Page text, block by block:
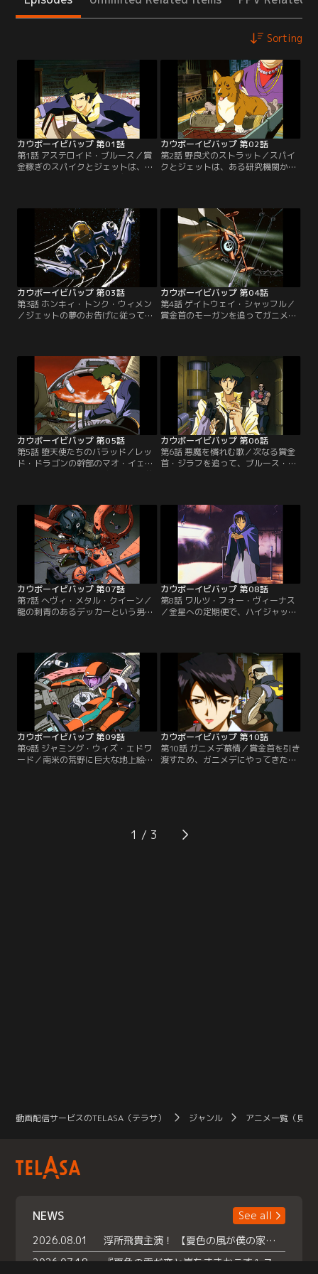
Sorting
カウボーイビバップ 第01話
第1話 アステロイド・ブルース／賞
金稼ぎのスパイクとジェットは、組
織から非合法目薬“ブラッディ・ア
ってくる。占い師のラフィング・ブ
ルから獲物は北にいると教えられた
スパイクは、アシモフの身重の恋人
カテリーナと出会う。二人は火星へ
逃亡しようとしていたが…。【提
供：バンダイチャンネル】
カウボーイビバップ 第02話
第2話 野良犬のストラット／スパイ
クとジェットは、ある研究機関から
て火星へとやってきた。しかしその
頃、研究機関の追っ手を叩きのめし
たハキムは、漢方薬店でゴロツキに
実験動物の入っていたスーツ・ケー
スを盗まれてしまう…。【提供：バ
ンダイチャンネル】
カウボーイビバップ 第03話
第3話 ホンキィ・トンク・ウィメン
／ジェットの夢のお告げに従って、
める、美しく抜け目の無さそうな
女、フェイと出会った。ブラックジ
ャックの勝負に参加するスパイク。
フェイは彼を、オーナーから命ぜら
れた裏取引の相手と間違えゲームを
進めるが…。【提供：バンダイチャ
ンネル】
カウボーイビバップ 第04話
第4話 ゲイトウェイ・シャッフル／
賞金首のモーガンを追ってガニメデ
に殺されてしまう。二人は目標を変
更してトゥインクルを捕えるが、ト
ゥインクルの息子でもある部下たち
がウィルス爆弾でガニメデ政府を脅
迫し、賞金を取り消させてしまっ
た…。【提供：バンダイチャンネ
カウボーイビバップ 第05話
第5話 堕天使たちのバラッド／レッ
ド・ドラゴンの幹部のマオ・イェン
ライ。スパイクが賞金稼ぎになる前
止にも耳を貸さず、一人火星へ向か
うスパイク。だがそれは、スパイク
をはめようと仕掛けられた罠だった
のだ。仕掛けたのは、因縁の男ビシ
ャス。二人の対決の行方は…。【提
供：バンダイチャンネル】
カウボーイビバップ 第06話
第6話 悪魔を憐れむ歌／次なる賞金
首・ジラフを追って、ブルース・バ
その車椅子の父・ゼブラを追って姿
を消し、スパイクが追いついた時に
は彼らのホテルで撃たれた後だっ
た。「あいつを助けてくれ…」謎の
言葉が意味するものは？【提供：バ
ンダイチャンネル】
カウボーイビバップ 第07話
第7話 へヴィ・メタル・クイーン／
龍の刺青のあるデッカーという男。
はそこで、気風がよくヘビメタ好き
の女トラッカーVTと出会う。その頃
フェイは、ファミレスに姿を現した
デッカーを取り逃した上、レッドテ
イルを破壊されてしまった…。【提
供：バンダイチャンネル】
カウボーイビバップ 第08話
第8話 ワルツ・フォー・ヴィーナス
／金星への定期便で、ハイジャック
しいと願い出た。だがその直後、ロ
コは何かの包みをスパイクに預ける
と、何者かに追われて逃げ去ってし
まう。実はロコの首にも賞金がかか
っていたのだ。その罪状は…。【提
供：バンダイチャンネル】
カウボーイビバップ 第09話
第9話 ジャミング・ウィズ・エドワ
ード／南米の荒野に巨大な地上絵が
が怪しいとの情報を得る。その頃、
地上の廃墟の一角では、一人の子供
カウボーイビバップ 第10話
第10話 ガニメデ慕情／賞金首を引き
渡すため、ガニメデにやってきたビ
分の今の恋人・リントだと紹介する
アリサ。一方、スパイクは新たな賞
1
動画配信サービスのTELASA（テラサ） ジャンル アニメ一覧（見放
NEWS
See all
2026.08.01
浮所飛貴主演！ 【夏色の風が僕の家にやってきた】 本日よりテラサで独占配信スタート！
2026.07.18
『夏色の雲が恋と嵐をまきおこす』スペシャルメイキング 【Part1】2026年７月18日（土）23時30分～配信スタート！話題のシーンの裏側を大公開！豪華キャスト大集合！ 『武宮家 真夏の家族会議』開催！